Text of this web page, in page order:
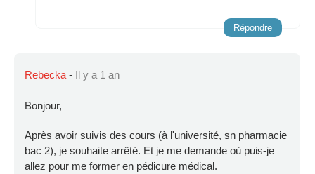
Répondre
Rebecka - Il y a 1 an
Bonjour,
Après avoir suivis des cours (à l'université, sn pharmacie
bac 2), je souhaite arrêté. Et je me demande où puis-je
allez pour me former en pédicure médical.